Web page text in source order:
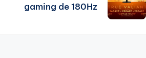
gaming de 180Hz